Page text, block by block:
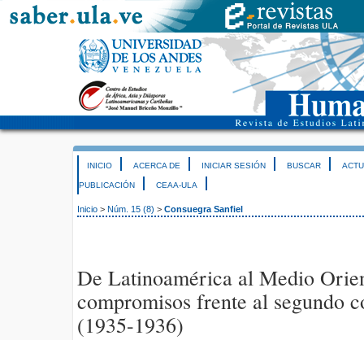
INICIO ACERCA DE INICIAR SESIÓN BUSCAR
PUBLICACIÓN CEAA-ULA
Inicio > Núm. 15 (8) > Consuegra Sanfiel
De Latinoamérica al Medio
compromisos frente al segundo
(1935-1936)